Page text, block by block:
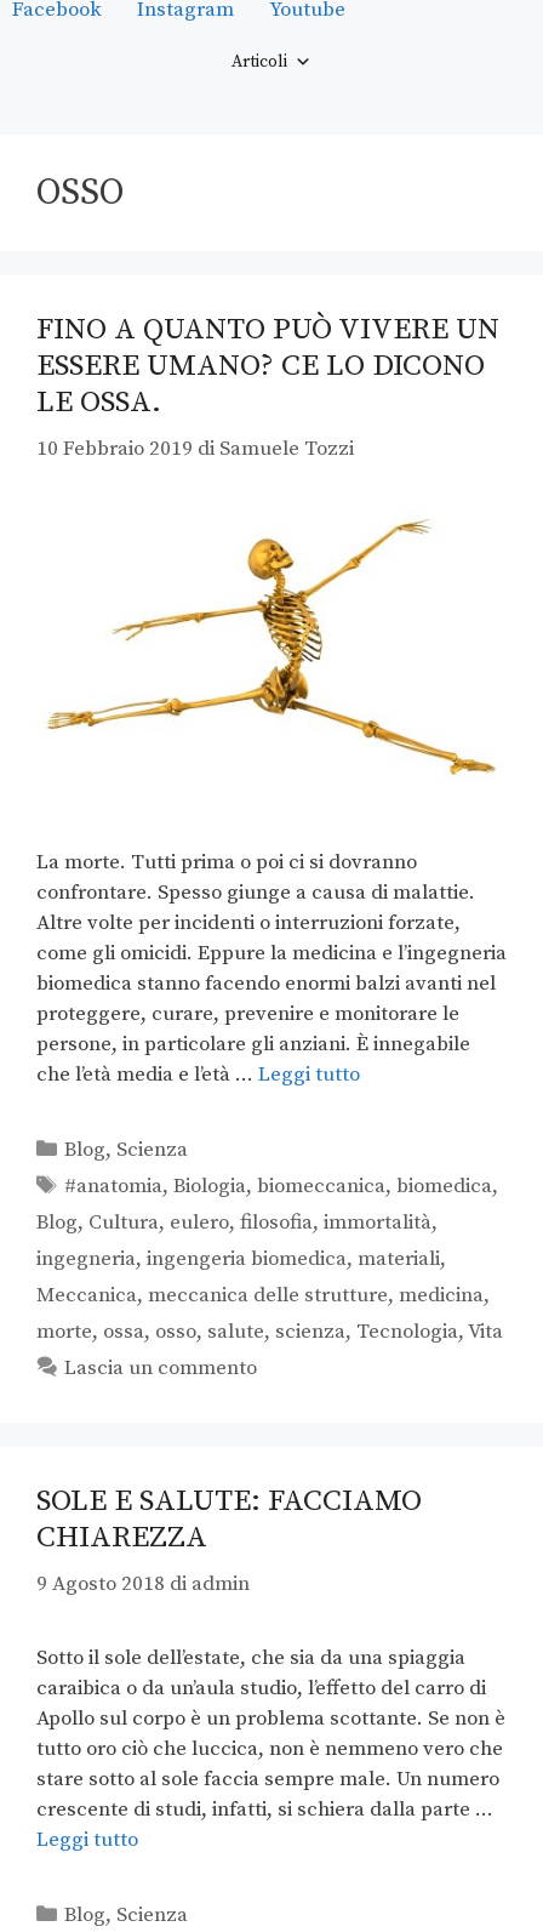
Facebook Instagram Youtube
Articoli
OSSO
FINO A QUANTO PUÒ VIVERE UN
ESSERE UMANO? CE LO DICONO
LE OSSA.
10 Febbraio 2019 di Samuele Tozzi
La morte. Tutti prima o poi ci si dovranno
confrontare. Spesso giunge a causa di malattie.
Altre volte per incidenti o interruzioni forzate,
come gli omicidi. Eppure la medicina e l’ingegneria
biomedica stanno facendo enormi balzi avanti nel
proteggere, curare, prevenire e monitorare le
persone, in particolare gli anziani. È innegabile
che l’età media e l’età … Leggi tutto
Categorie
Blog, Scienza
Tag
#anatomia,Biologia,biomeccanica,biomedica,
Blog, Cultura, eulero, filosofia, immortalità,
ingegneria, ingengeria biomedica, materiali,
Meccanica, meccanica delle strutture, medicina,
morte, ossa, osso, salute, scienza, Tecnologia,Vita
Lascia un commento
SOLE E SALUTE: FACCIAMO
CHIAREZZA
9 Agosto 2018 di admin
Sotto il sole dell’estate, che sia da una spiaggia
caraibica o da un’aula studio, l’effetto del carro di
Apollo sul corpo è un problema scottante. Se non è
tutto oro ciò che luccica, non è nemmeno vero che
stare sotto al sole faccia sempre male. Un numero
crescente di studi, infatti, si schiera dalla parte …
Leggi tutto
Categorie
Blog, Scienza